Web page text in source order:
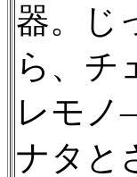
器。じ
ら、チ
レモノ
ナタと